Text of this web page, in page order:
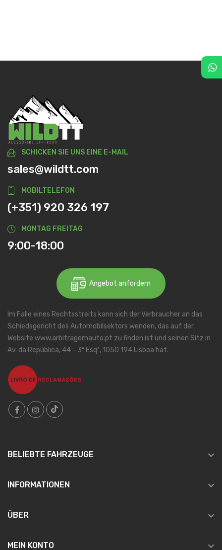
SCHICKEN SIE UNS EINE E-MAIL
sales@wildtt.com
MOBILTELEFON
(+351) 920 326 197
MONTAG FREITAG
9:00-18:00
Angebot anfordern
Im Falle eines Rechtsstreits kann sich der Verbraucher an das
Schiedsgericht des Automobilsektors wenden, das auf der
Website www.arbitragemauto.pt zu finden ist und seinen Sitz in
Av. da República, 44 - 3º Esqº, 1050 194 Lisboa hat.
BELIEBTE FAHRZEUGE 
INFORMATIONEN 
ÜBER 
MEIN KONTO 